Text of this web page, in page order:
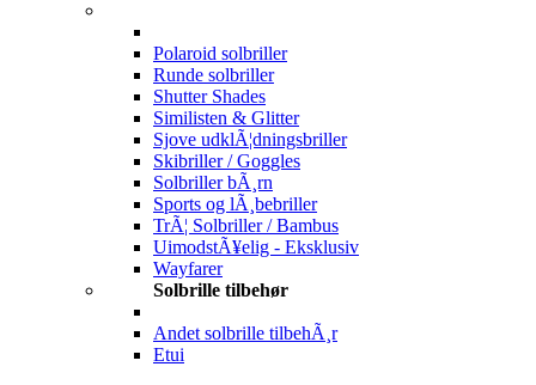
Polaroid solbriller
Runde solbriller
Shutter Shades
Similisten & Glitter
Sjove udklÃ¦dningsbriller
Skibriller / Goggles
Solbriller bÃ¸rn
Sports og lÃ¸bebriller
TrÃ¦ Solbriller / Bambus
UimodstÃ¥elig - Eksklusiv
Wayfarer
Solbrille tilbehør
Andet solbrille tilbehÃ¸r
Etui